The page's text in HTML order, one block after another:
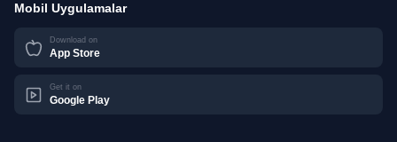
Mobil Uygulamalar
Download on
App Store
Get it on
Google Play